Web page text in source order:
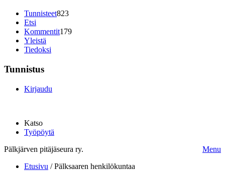
Tunnisteet823
Etsi
Kommentit179
Yleistä
Tiedoksi
Tunnistus
Kirjaudu
Katso
Työpöytä
Pälkjärven pitäjäseura ry.
Menu
Etusivu /Pälksaaren henkilökuntaa